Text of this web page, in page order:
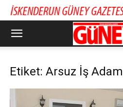
Etiket: Arsuz İş